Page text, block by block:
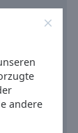
andere